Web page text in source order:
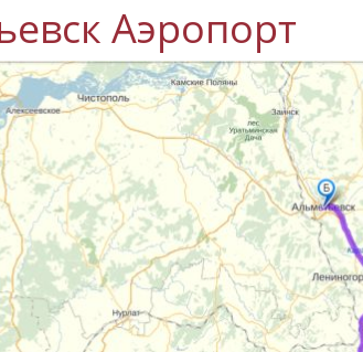
Аэропорт